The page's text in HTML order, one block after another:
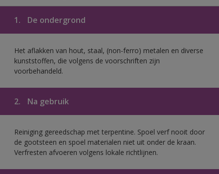
1. De ondergrond
Het aflakken van hout, staal, (non-ferro) metalen en diverse
kunststoffen, die volgens de voorschriften zijn
voorbehandeld.
2. Na gebruik
Reiniging gereedschap met terpentine. Spoel verf nooit door
de gootsteen en spoel materialen niet uit onder de kraan.
Verfresten afvoeren volgens lokale richtlijnen.